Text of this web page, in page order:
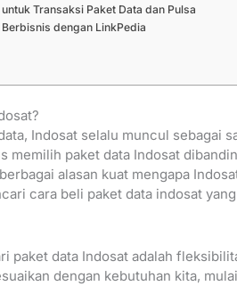
Transaksi Paket Data dan Pulsa
dengan LinkPedia
Indosat selalu muncul sebagai
memilih paket data Indosat
alasan kuat mengapa
cara beli paket data indosat
paket data Indosat adalah
dengan kebutuhan kita,